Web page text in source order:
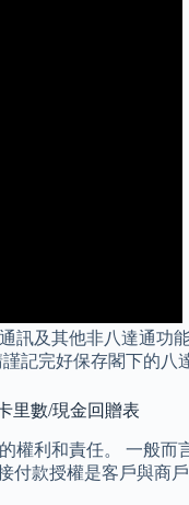
及其他非八達通功
記完好保存閣下的八
里數/現金回贈表
利和責任。 一般
款授權是客戶與商